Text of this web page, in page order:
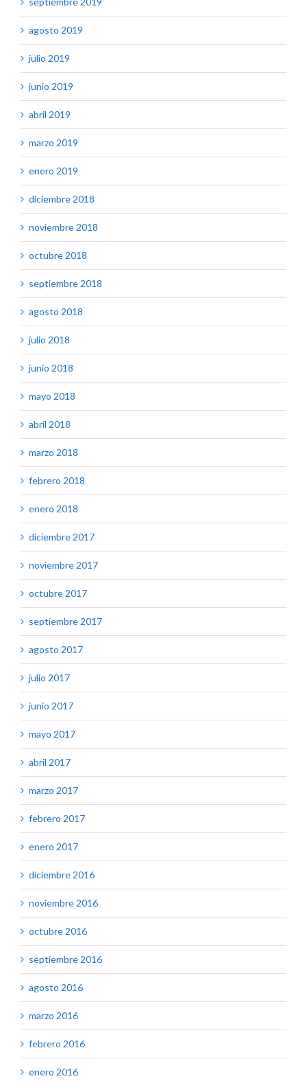
agosto 2019
julio 2019
junio 2019
abril 2019
marzo 2019
enero 2019
diciembre 2018
noviembre 2018
octubre 2018
septiembre 2018
agosto 2018
julio 2018
junio 2018
mayo 2018
abril 2018
marzo 2018
febrero 2018
enero 2018
diciembre 2017
noviembre 2017
octubre 2017
septiembre 2017
agosto 2017
julio 2017
junio 2017
mayo 2017
abril 2017
marzo 2017
febrero 2017
enero 2017
diciembre 2016
noviembre 2016
octubre 2016
septiembre 2016
agosto 2016
marzo 2016
febrero 2016
enero 2016